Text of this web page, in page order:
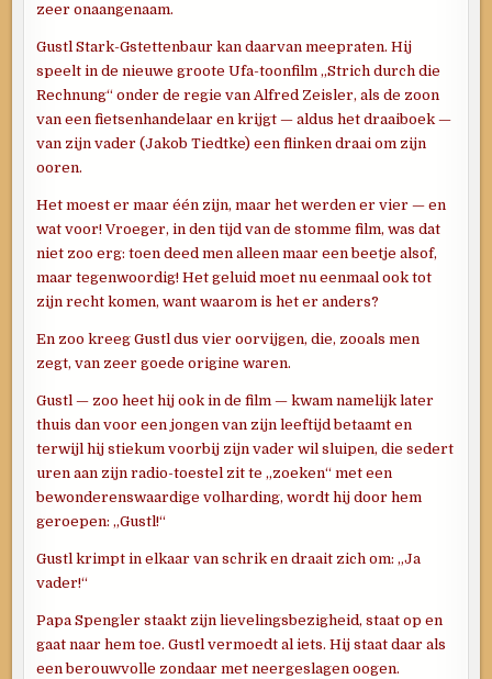
zeer onaangenaam.
Gustl Stark-Gstettenbaur kan daarvan meepraten. Hij
speelt in de nieuwe groote Ufa-toonfilm „Strich durch die
Rechnung“ onder de regie van Alfred Zeisler, als de zoon
van een fietsenhandelaar en krijgt — aldus het draaiboek —
van zijn vader (Jakob Tiedtke) een flinken draai om zijn
ooren.
Het moest er maar één zijn, maar het werden er vier — en
wat voor! Vroeger, in den tijd van de stomme film, was dat
niet zoo erg: toen deed men alleen maar een beetje alsof,
maar tegenwoordig! Het geluid moet nu eenmaal ook tot
zijn recht komen, want waarom is het er anders?
En zoo kreeg Gustl dus vier oorvijgen, die, zooals men
zegt, van zeer goede origine waren.
Gustl — zoo heet hij ook in de film — kwam namelijk later
thuis dan voor een jongen van zijn leeftijd betaamt en
terwijl hij stiekum voorbij zijn vader wil sluipen, die sedert
uren aan zijn radio-toestel zit te „zoeken“ met een
bewonderenswaardige volharding, wordt hij door hem
geroepen: „Gustl!“
Gustl krimpt in elkaar van schrik en draait zich om: „Ja
vader!“
Papa Spengler staakt zijn lievelingsbezigheid, staat op en
gaat naar hem toe. Gustl vermoedt al iets. Hij staat daar als
een berouwvolle zondaar met neergeslagen oogen.